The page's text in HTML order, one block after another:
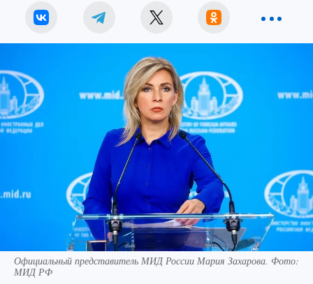
Официальный представитель МИД России Мария Захарова. Фото:
МИД РФ